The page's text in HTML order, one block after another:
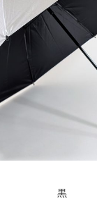
黒